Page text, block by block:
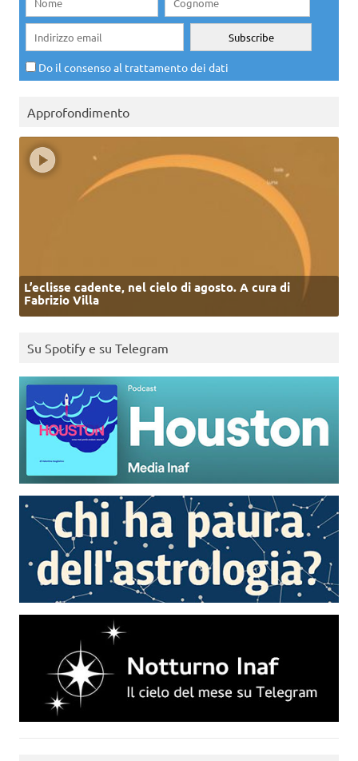
Do il consenso al trattamento dei dati
Approfondimento
L’eclisse cadente, nel cielo di agosto. A cura di
Fabrizio Villa
Su Spotify e su Telegram